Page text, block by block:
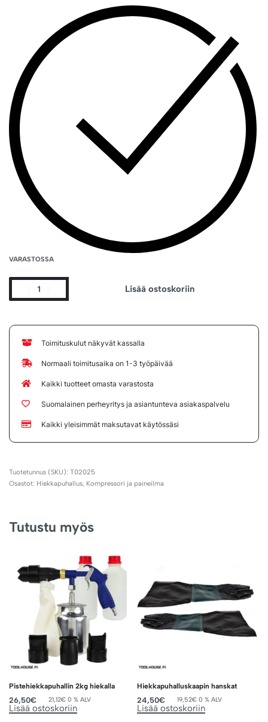
VARASTOSSA
Lisää ostoskoriin
Toimituskulut näkyvät kassalla
Normaali toimitusaika on 1-3 työpäivää
Kaikki tuotteet omasta varastosta
Suomalainen perheyritys ja asiantunteva asiakaspalvelu
Kaikki yleisimmät maksutavat käytössäsi
T02025
Osastot: Hiekkapuhallus, Kompressori ja paineilma
Tutustu myös
Pistehiekkapuhallin 2kg hiekalla
26,50€ 21,12€ 0 % ALV
Lisää ostoskoriin
Hiekkapuhalluskaapin hanskat
24,50€ 19,52€ 0 % ALV
Lisää ostoskoriin